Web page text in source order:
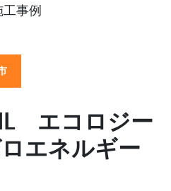
工事例
エコロジー
エネルギー